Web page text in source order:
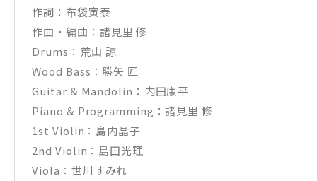
作詞：布袋寅泰
作曲・編曲：諸見里 修
Drums：荒山 諒
Wood Bass：勝矢 匠
Guitar & Mandolin：内田康平
Piano & Programming：諸見里 修
1st Violin：島内晶子
2nd Violin：島田光理
Viola：世川すみれ